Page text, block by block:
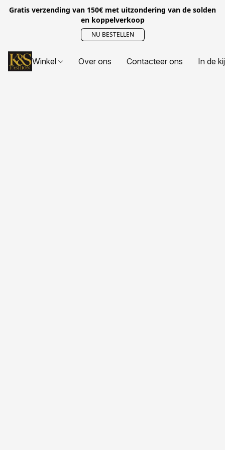
Gratis verzending van 150€ met uitzondering van de solden
en koppelverkoop
NU BESTELLEN
Winkel Over ons Contacteer ons In de